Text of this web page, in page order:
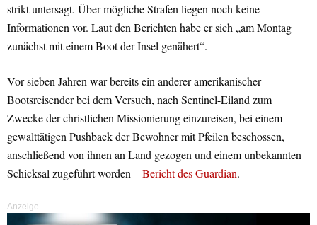
strikt untersagt. Über mögliche Strafen liegen noch keine
Informationen vor. Laut den Berichten habe er sich „am Montag
zunächst mit einem Boot der Insel genähert“.
Vor sieben Jahren war bereits ein anderer amerikanischer
Bootsreisender bei dem Versuch, nach Sentinel-Eiland zum
Zwecke der christlichen Missionierung einzureisen, bei einem
gewalttätigen Pushback der Bewohner mit Pfeilen beschossen,
anschließend von ihnen an Land gezogen und einem unbekannten
Schicksal zugeführt worden –Bericht des Guardian.
Anzeige